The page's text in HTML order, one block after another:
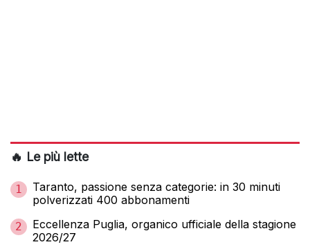
🔥 Le più lette
1
Taranto, passione senza categorie: in 30 minuti
polverizzati 400 abbonamenti
2
Eccellenza Puglia, organico ufficiale della stagione
2026/27